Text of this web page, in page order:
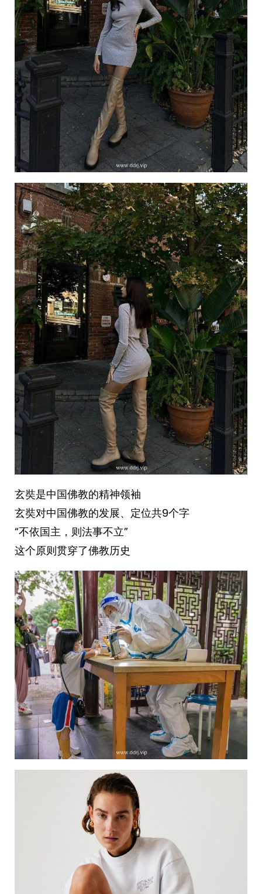
玄奘是中国佛教的精神领袖
玄奘对中国佛教的发展、定位共9个字
“不依国主，则法事不立”
这个原则贯穿了佛教历史